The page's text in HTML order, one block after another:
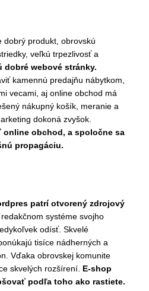
dobrý produkt, obrovskú
veľkú trpezlivosť a
dobré webové stránky.
kamennú predajňu nábytkom,
vecami, aj online obchod má
nákupný košík, meranie a
dokoná zvyšok.
online obchod, a spoločne sa
propagáciu.
patrí otvorený zdrojový
systéme svojho
odísť. Skvelé
tisíce nádherných a
Vďaka obrovskej komunite
skvelých rozšírení. E-shop
podľa toho ako rastiete.